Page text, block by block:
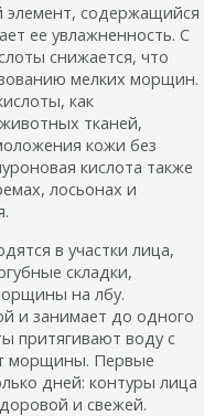
содержащийся
ее увлажненность. С
снижается, что
мелких морщин.
как
тканей,
кожи без
кислота также
лосьонах и
в участки лица,
складки,
на лбу.
и занимает до одного
притягивают воду с
морщины. Первые
дней: контуры лица
и свежей.